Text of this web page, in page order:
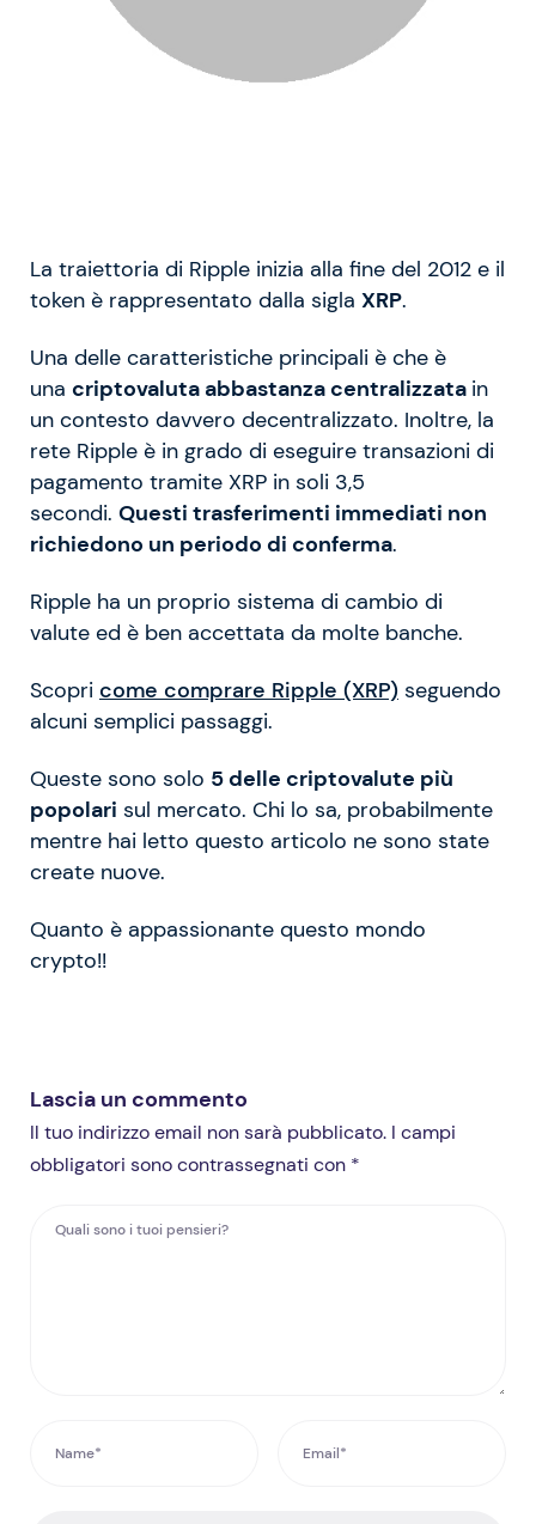
La traiettoria di Ripple inizia alla fine del 2012 e il
token è rappresentato dalla sigla XRP.
Una delle caratteristiche principali è che è
una criptovaluta abbastanza centralizzata in
un contesto davvero decentralizzato. Inoltre, la
rete Ripple è in grado di eseguire transazioni di
pagamento tramite XRP in soli 3,5
secondi. Questi trasferimenti immediati non
richiedono un periodo di conferma.
Ripple ha un proprio sistema di cambio di
valute ed è ben accettata da molte banche.
Scopri come comprare Ripple (XRP) seguendo
alcuni semplici passaggi.
Queste sono solo 5 delle criptovalute più
popolari sul mercato. Chi lo sa, probabilmente
mentre hai letto questo articolo ne sono state
create nuove.
Quanto è appassionante questo mondo
crypto!!
Lascia un commento
Il tuo indirizzo email non sarà pubblicato. I campi
obbligatori sono contrassegnati con *